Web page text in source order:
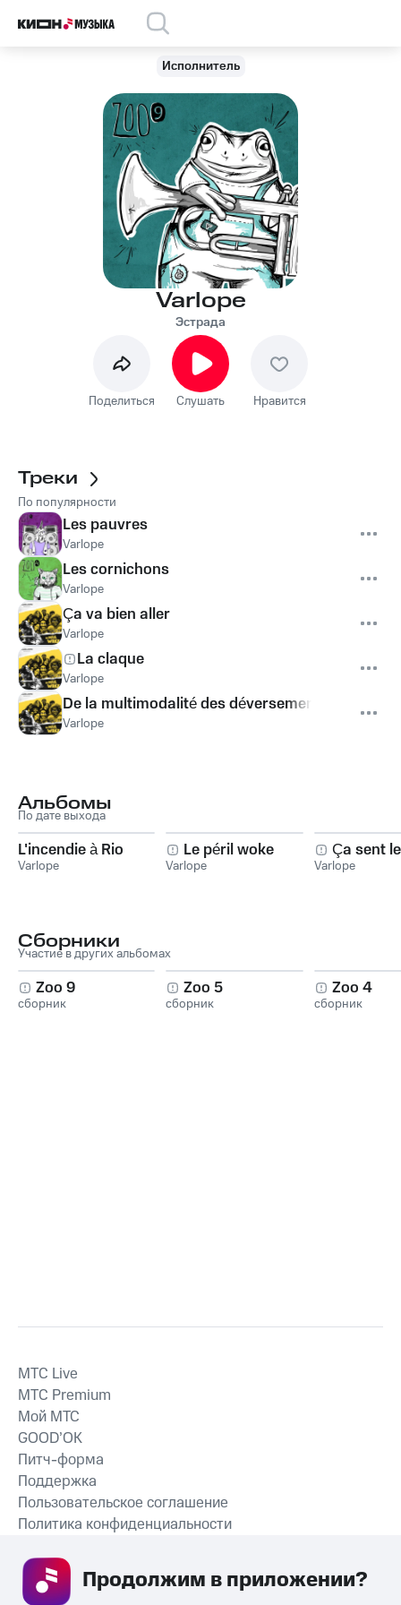
Исполнитель
Varlope
Эстрада
Поделиться Слушать Нравится
Треки
По популярности
Les pauvres
Varlope
Les cornichons
Varlope
Ça va bien aller
Varlope
La claque
Varlope
De la multimodalité des déversements aqueux
Varlope
Альбомы
По дате выхода
L'incendie à Rio
Varlope
Le péril woke
Varlope
Ça sent
Varlope
Сборники
Участие в других альбомах
Zoo 9
сборник
Zoo 5
сборник
Zoo 4
сборник
СКАЧАТЬ ПРИЛОЖЕНИЕ
MTС Live
MTС Premium
Мой МТС
GOOD’OK
Питч-форма
Поддержка
Пользовательское соглашение
Политика конфиденциальности